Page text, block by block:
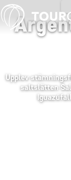
Upplev
saltslätten